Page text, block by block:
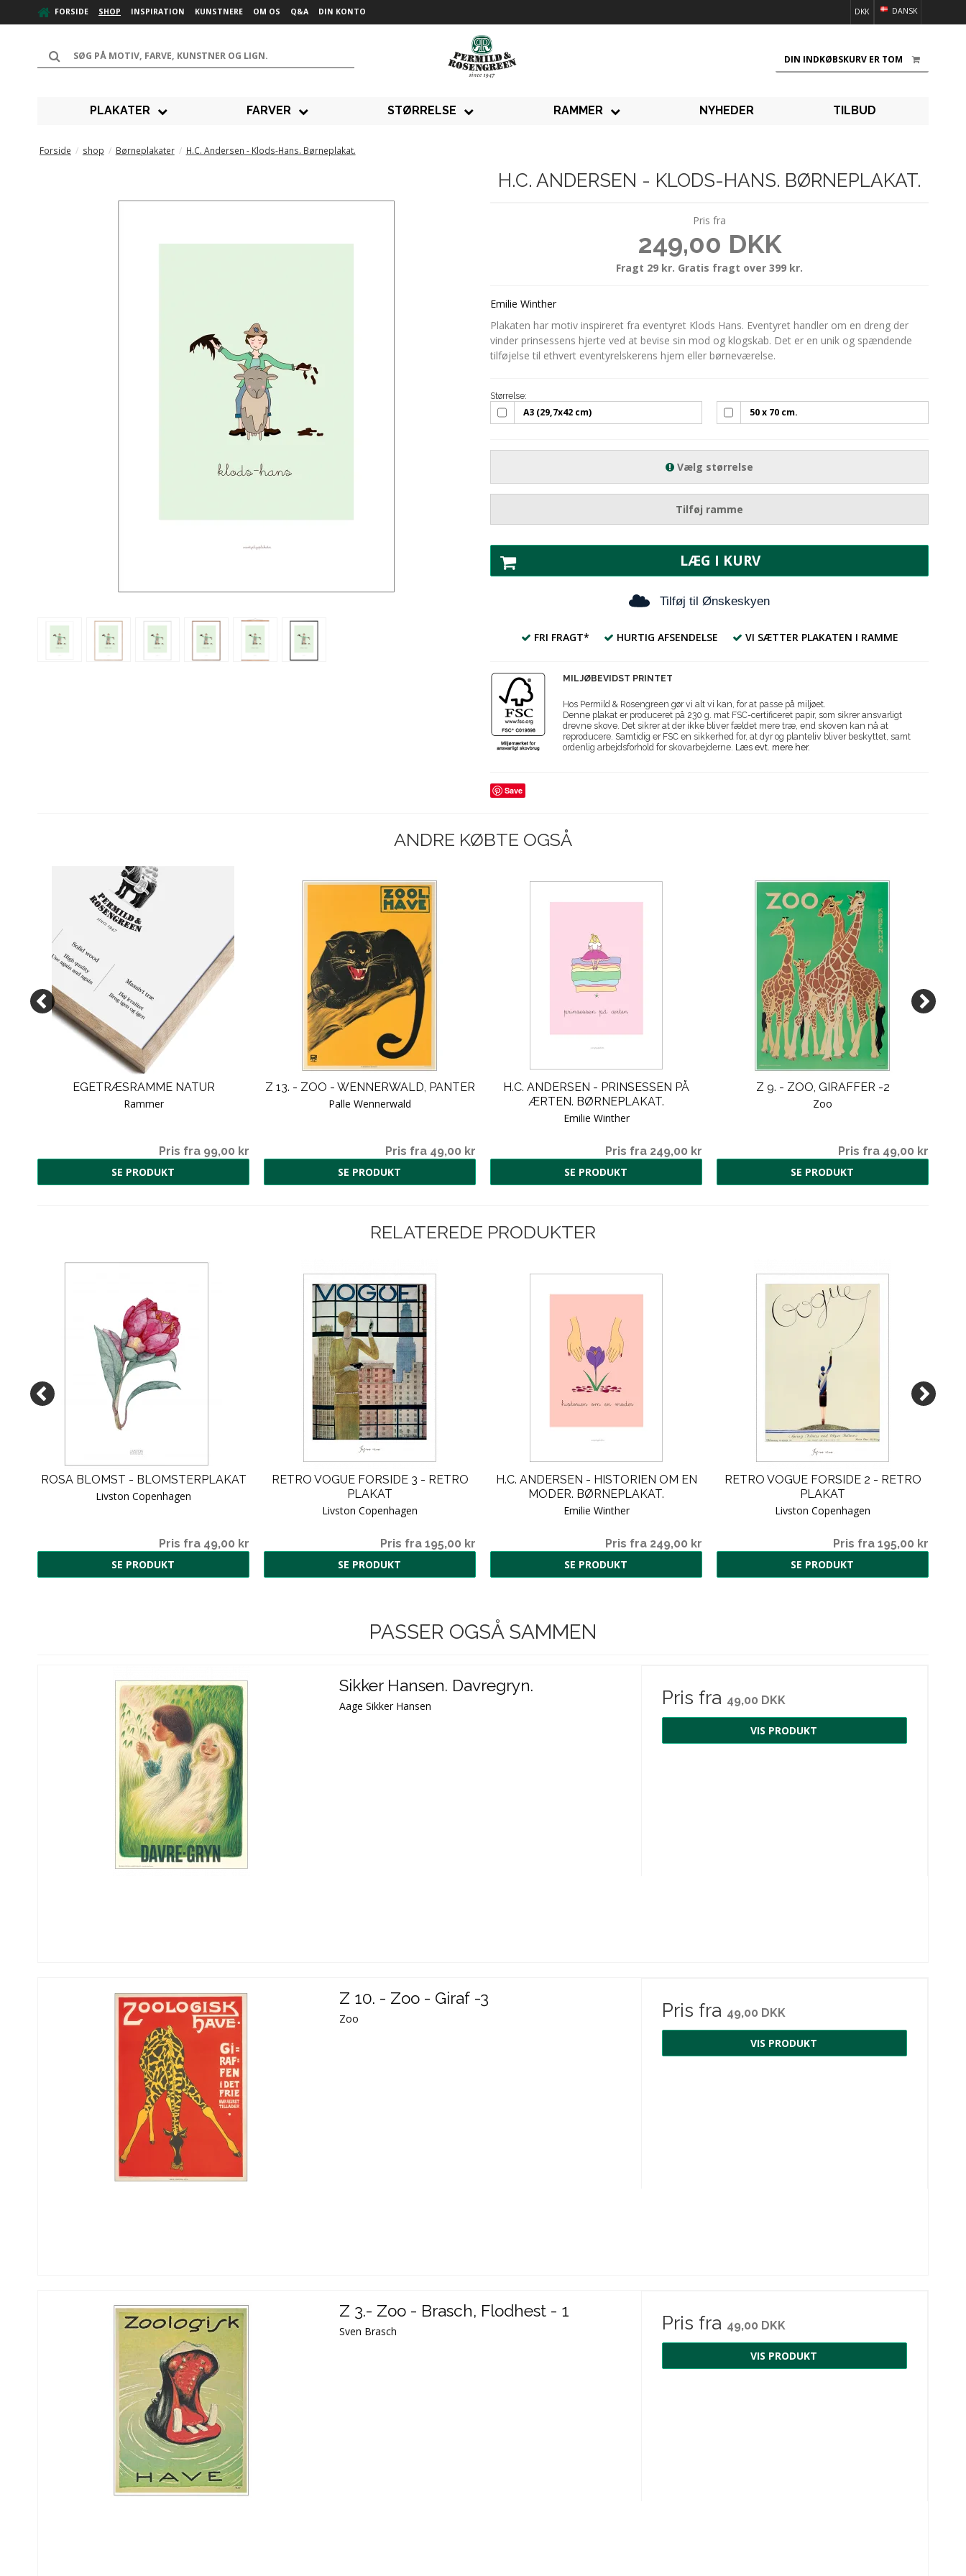
FORSIDE SHOP INSPIRATION KUNSTNERE OM OS Q&A DIN KONTO DANSK
DKK
DIN INDKØBSKURV ER TOM
PLAKATER FARVER STØRRELSE RAMMER NYHEDER TILBUD
Forside / shop / Børneplakater / H.C. Andersen - Klods-Hans. Børneplakat.
H.C. ANDERSEN - KLODS-HANS. BØRNEPLAKAT.
Pris fra
249,00 DKK
Fragt 29 kr. Gratis fragt over 399 kr.
Emilie Winther
Plakaten har motiv inspireret fra eventyret Klods Hans. Eventyret handler om en dreng der
vinder prinsessens hjerte ved at bevise sin mod og klogskab. Det er en unik og spændende
tilføjelse til ethvert eventyrelskerens hjem eller børneværelse.
Størrelse:
A3 (29,7x42 cm) 50 x 70 cm.
Vælg størrelse
Tilføj ramme
LÆG I KURV
Tilføj til Ønskeskyen
FRI FRAGT* HURTIG AFSENDELSE VI SÆTTER PLAKATEN I RAMME
MILJØBEVIDST PRINTET
Hos Permild & Rosengreen gør vi alt vi kan, for at passe på miljøet.
Denne plakat er produceret på 230 g. mat FSC-certificeret papir, som sikrer ansvarligt
drevne skove. Det sikrer at der ikke bliver fældet mere træ, end skoven kan nå at
reproducere. Samtidig er FSC en sikkerhed for, at dyr og planteliv bliver beskyttet, samt
ordenlig arbejdsforhold for skovarbejderne. Læs evt. mere her.
Save
ANDRE KØBTE OGSÅ
EGETRÆSRAMME NATUR
Rammer
Pris fra 99,00 kr
SE PRODUKT
Z 13. - ZOO - WENNERWALD, PANTER
Palle Wennerwald
Pris fra 49,00 kr
SE PRODUKT
H.C. ANDERSEN - PRINSESSEN PÅ
ÆRTEN. BØRNEPLAKAT.
Emilie Winther
Pris fra 249,00 kr
SE PRODUKT
Z 9. - ZOO, GIRAFFER -2
Zoo
Pris fra 49,00 kr
SE PRODUKT
RELATEREDE PRODUKTER
ROSA BLOMST - BLOMSTERPLAKAT
Livston Copenhagen
Pris fra 49,00 kr
SE PRODUKT
RETRO VOGUE FORSIDE 3 - RETRO
PLAKAT
Livston Copenhagen
Pris fra 195,00 kr
SE PRODUKT
H.C. ANDERSEN - HISTORIEN OM EN
MODER. BØRNEPLAKAT.
Emilie Winther
Pris fra 249,00 kr
SE PRODUKT
RETRO VOGUE FORSIDE 2 - RETRO
PLAKAT
Livston Copenhagen
Pris fra 195,00 kr
SE PRODUKT
PASSER OGSÅ SAMMEN
Sikker Hansen. Davregryn.
Aage Sikker Hansen Pris fra 49,00 DKK
VIS PRODUKT
Z 10. - Zoo - Giraf -3
Zoo Pris fra 49,00 DKK
VIS PRODUKT
Z 3.- Zoo - Brasch, Flodhest - 1
Sven Brasch Pris fra 49,00 DKK
VIS PRODUKT